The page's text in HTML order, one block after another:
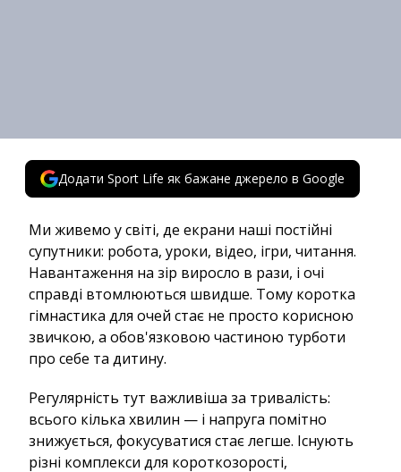
Додати Sport Life як бажане джерело в Google
Ми живемо у світі, де екрани наші постійні
супутники: робота, уроки, відео, ігри, читання.
Навантаження на зір виросло в рази, і очі
справді втомлюються швидше. Тому коротка
гімнастика для очей стає не просто корисною
звичкою, а обов'язковою частиною турботи
про себе та дитину.
Регулярність тут важливіша за тривалість:
всього кілька хвилин — і напруга помітно
знижується, фокусуватися стає легше. Існують
різні комплекси для короткозорості,